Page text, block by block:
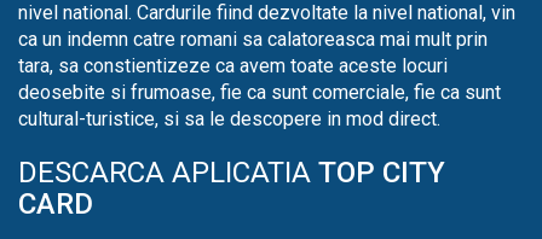
nivel national. Cardurile fiind dezvoltate la nivel national, vin
ca un indemn catre romani sa calatoreasca mai mult prin
tara, sa constientizeze ca avem toate aceste locuri
deosebite si frumoase, fie ca sunt comerciale, fie ca sunt
cultural-turistice, si sa le descopere in mod direct.
DESCARCA APLICATIA TOP CITY
CARD